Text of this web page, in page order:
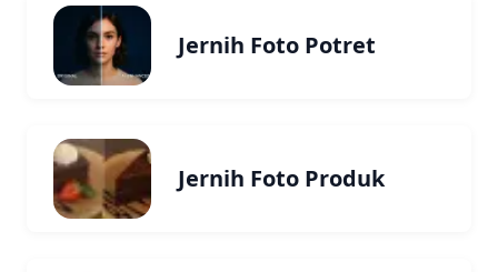
Jernih Foto Potret
Jernih Foto Produk